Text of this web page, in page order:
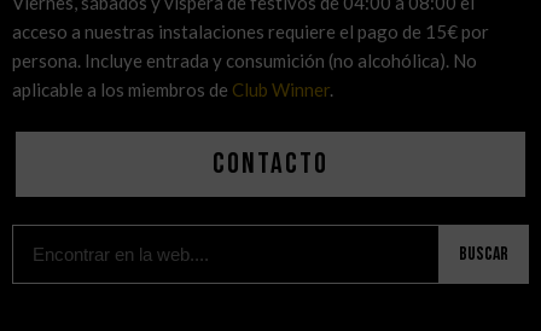
acceso a nuestras instalaciones requiere el pago de 15€ por
persona. Incluye entrada y consumición (no alcohólica). No
aplicable a los miembros de Club Winner.
Contacto
Buscar